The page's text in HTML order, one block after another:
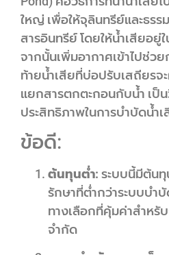
ใหญ่ เพื่อให้จุลินทรีย์และธร
สารอินทรีย์ โดยให้น้ำเสียอยู่ใ
จากนั้นเพิ่มอากาศเข้าไปช่ว
ท้ายน้ำเสียที่บ่อปรับเสถียรจ
แยกสารตกตะกอนกับน้ำ เป็
ประสิทธิภาพในการบำบัดน้ำ
ข้อดี:
ต้นทุนต่ำ: ระบบนี้มีต้น
รักษาที่ต่ำกว่าระบบบำ
ทางเลือกที่คุ้มค่าสำหรั
จำกัด